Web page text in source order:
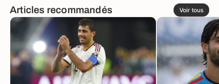
Articles recommandés Voir tous